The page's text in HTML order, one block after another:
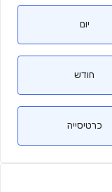
יום
חודש
כרטיסייה